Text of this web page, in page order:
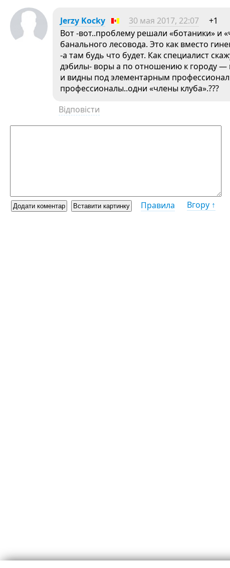
Jerzy Kocky 30 мая 2017, 22:07
+1
Вот -вот..проблему решали «ботаники» и
банального лесовода. Это как вместо
-а там будь что будет. Как специалист
дэбилы- воры а по отношению к городу
и видны под элементарным
профессионалы..одни «члены клуба».???
Відповісти
Правила Вгору ↑